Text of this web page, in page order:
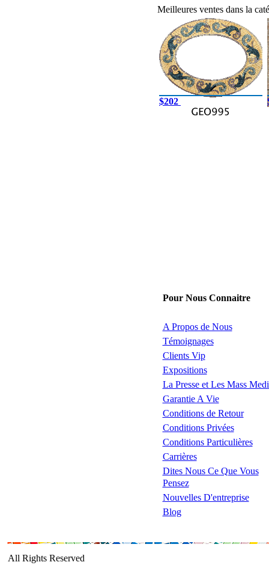
Meilleures ventes dans la
$202
Pour Nous Connaitre
A Propos de Nous
Témoignages
Clients Vip
Expositions
La Presse et Les Mass
Garantie A Vie
Conditions de Retour
Conditions Privées
Conditions Particulières
Carrières
Dites Nous Ce Que Vous
Pensez
Nouvelles D'entreprise
Blog
All Rights Reserved